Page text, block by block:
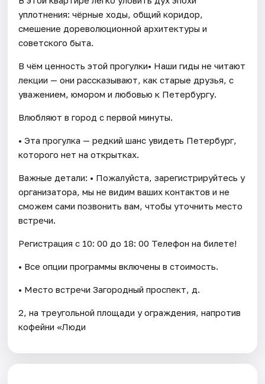
уплотнения: чёрные ходы, общий коридор,
смешение дореволюционной архитектуры и
советского быта.
В чём ценность этой прогулки• Наши гиды не читают
лекции — они рассказывают, как старые друзья, с
уважением, юмором и любовью к Петербургу.
Влюбляют в город с первой минуты.
• Эта прогулка — редкий шанс увидеть Петербург,
которого нет на открытках.
Важные детали: • Пожалуйста, зарегистрируйтесь у
организатора, мы не видим ваших контактов и не
сможем сами позвонить вам, чтобы уточнить место
встречи.
Регистрация c 10: 00 до 18: 00 Телефон на билете!
• Все опции программы включены в стоимость.
• Место встречи Загородный проспект, д.
2, на треугольной площади у ограждения, напротив
кофейни «Люди